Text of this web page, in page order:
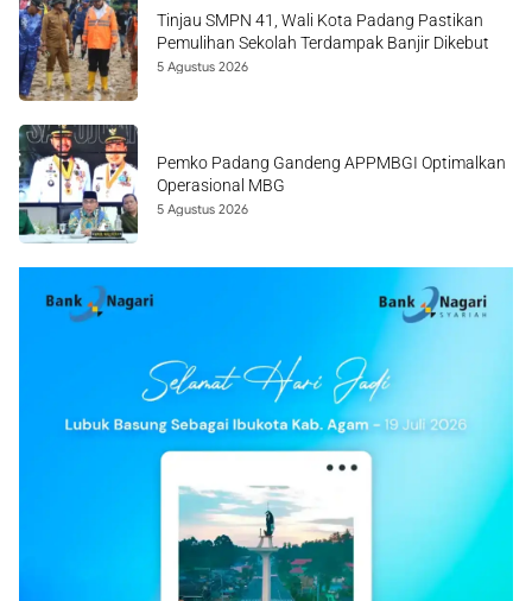
Tinjau SMPN 41, Wali Kota Padang Pastikan
Pemulihan Sekolah Terdampak Banjir Dikebut
5 Agustus 2026
Pemko Padang Gandeng APPMBGI Optimalkan
Operasional MBG
5 Agustus 2026